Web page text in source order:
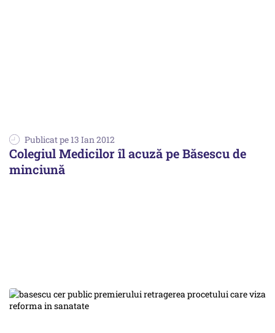
Publicat pe 13 Ian 2012
Colegiul Medicilor îl acuză pe Băsescu de
minciună